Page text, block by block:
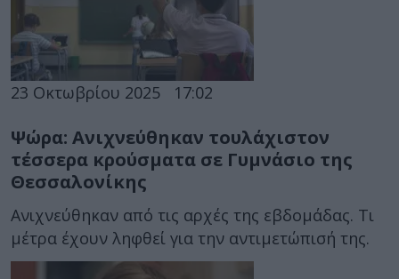
23 Οκτωβρίου 2025 17:02
Ψώρα: Ανιχνεύθηκαν τουλάχιστον
τέσσερα κρούσματα σε Γυμνάσιο της
Θεσσαλονίκης
Ανιχνεύθηκαν από τις αρχές της εβδομάδας. Τι
μέτρα έχουν ληφθεί για την αντιμετώπισή της.